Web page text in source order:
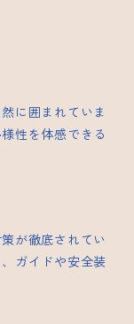
に囲まれていま
性を体感できる
が徹底されてい
ガイドや安全装